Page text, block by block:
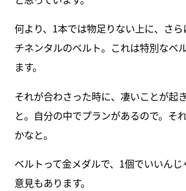
何より、1本では物足りない上に、さ
チネンタルのベルト。これは特別なベ
ます。
それが合わさった時に、凄いことが起
と。自分の中でプランがあるので。そ
かなと。
ベルトって金メダルで、1個でいいんじ
意見もあります。